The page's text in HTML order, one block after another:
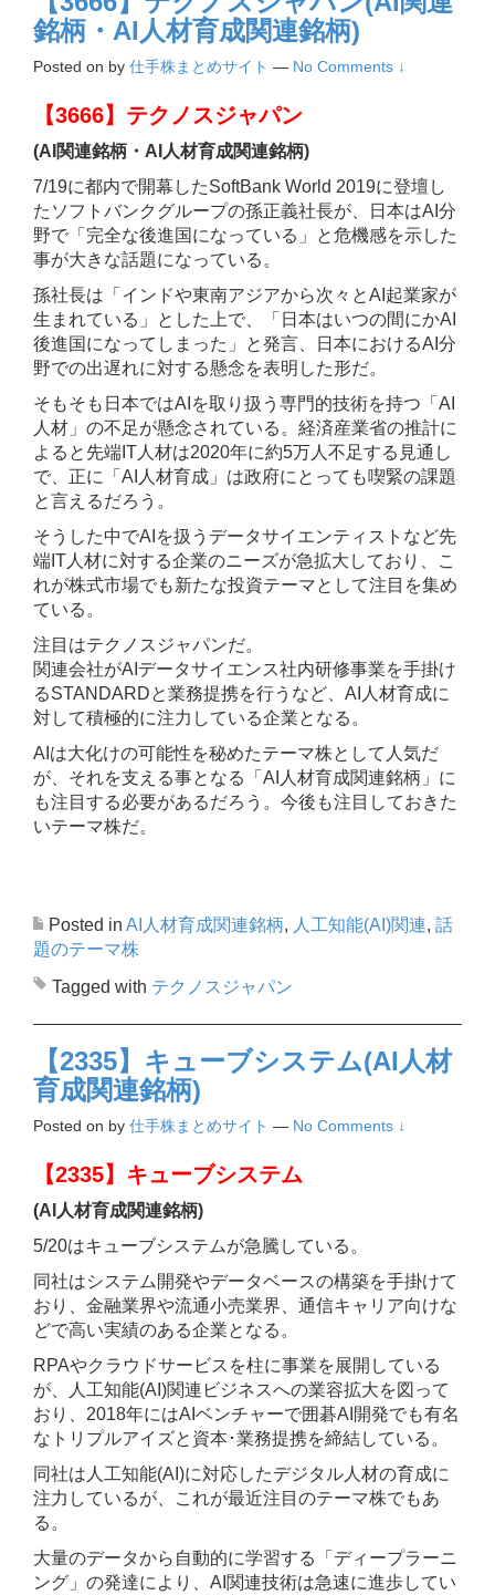
銘柄・AI人材育成関連銘柄)
Posted on by 仕手株まとめサイト — No Comments ↓
【3666】テクノスジャパン
(AI関連銘柄・AI人材育成関連銘柄)
7/19に都内で開幕したSoftBank World 2019に登壇し
たソフトバンクグループの孫正義社長が、日本はAI分
野で「完全な後進国になっている」と危機感を示した
事が大きな話題になっている。
孫社長は「インドや東南アジアから次々とAI起業家が
生まれている」とした上で、「日本はいつの間にかAI
後進国になってしまった」と発言、日本におけるAI分
野での出遅れに対する懸念を表明した形だ。
そもそも日本ではAIを取り扱う専門的技術を持つ「AI
人材」の不足が懸念されている。経済産業省の推計に
よると先端IT人材は2020年に約5万人不足する見通し
で、正に「AI人材育成」は政府にとっても喫緊の課題
と言えるだろう。
そうした中でAIを扱うデータサイエンティストなど先
端IT人材に対する企業のニーズが急拡大しており、こ
れが株式市場でも新たな投資テーマとして注目を集め
ている。
注目はテクノスジャパンだ。
関連会社がAIデータサイエンス社内研修事業を手掛け
るSTANDARDと業務提携を行うなど、AI人材育成に
対して積極的に注力している企業となる。
AIは大化けの可能性を秘めたテーマ株として人気だ
が、それを支える事となる「AI人材育成関連銘柄」に
も注目する必要があるだろう。今後も注目しておきた
いテーマ株だ。
Posted in AI人材育成関連銘柄, 人工知能(AI)関連, 話
題のテーマ株
Tagged with テクノスジャパン
【2335】キューブシステム(AI人材
育成関連銘柄)
Posted on by 仕手株まとめサイト — No Comments ↓
【2335】キューブシステム
(AI人材育成関連銘柄)
5/20はキューブシステムが急騰している。
同社はシステム開発やデータベースの構築を手掛けて
おり、金融業界や流通小売業界、通信キャリア向けな
どで高い実績のある企業となる。
RPAやクラウドサービスを柱に事業を展開している
が、人工知能(AI)関連ビジネスへの業容拡大を図って
おり、2018年にはAIベンチャーで囲碁AI開発でも有名
なトリプルアイズと資本･業務提携を締結している。
同社は人工知能(AI)に対応したデジタル人材の育成に
注力しているが、これが最近注目のテーマ株でもあ
る。
大量のデータから自動的に学習する「ディープラーニ
ング」の発達により、AI関連技術は急速に進歩してい